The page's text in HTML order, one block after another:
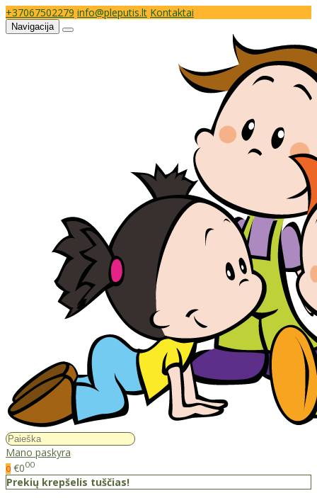
+37067502279 info@pleputis.lt Kontaktai
Navigacija
Mano paskyra
0 €000
Prekių krepšelis tuščias!